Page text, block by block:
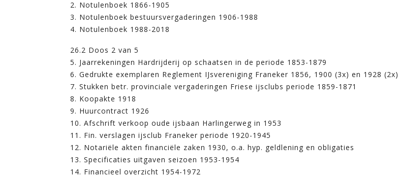
2. Notulenboek 1866-1905
3. Notulenboek bestuursvergaderingen 1906-1988
4. Notulenboek 1988-2018
26.2 Doos 2 van 5
5. Jaarrekeningen Hardrijderij op schaatsen in de periode 1853-1879
6. Gedrukte exemplaren Reglement IJsvereniging Franeker 1856, 1900 (3x) en 1928 (2x)
7. Stukken betr. provinciale vergaderingen Friese ijsclubs periode 1859-1871
8. Koopakte 1918
9. Huurcontract 1926
10. Afschrift verkoop oude ijsbaan Harlingerweg in 1953
11. Fin. verslagen ijsclub Franeker periode 1920-1945
12. Notariële akten financiële zaken 1930, o.a. hyp. geldlening en obligaties
13. Specificaties uitgaven seizoen 1953-1954
14. Financieel overzicht 1954-1972